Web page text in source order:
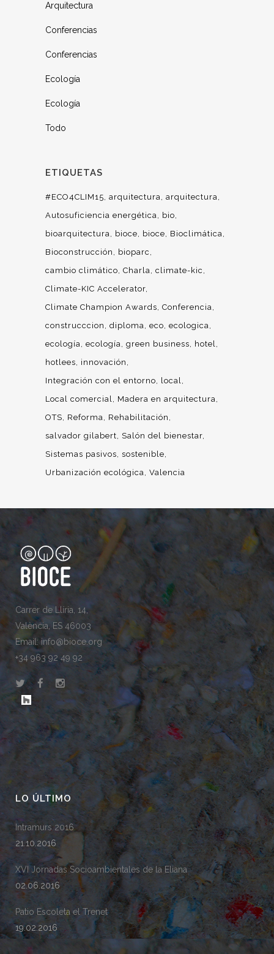
Arquitectura
Conferencias
Conferencias
Ecología
Ecología
Todo
ETIQUETAS
#ECO4CLIM15 arquitectura arquitectura
Autosuficiencia energética
bio
bioarquitectura
bioce bioce
Bioclimática
Bioconstrucción
bioparc
cambio climático Charla climate-kic
Climate-KIC Accelerator
Climate Champion Awards Conferencia
construcccion
diploma eco ecologica
ecología ecología green business
hotel
hotlees
innovación
Integración con el entorno
local
Local comercial
Madera en arquitectura
OTS
Reforma
Rehabilitación
salvador gilabert
Salón del bienestar
Sistemas pasivos sostenible
Urbanización ecológica Valencia
Carrer de Llíria, 14,
València, ES 46003
Email: info@bioce.org
+34 963 92 49 92
LO ÚLTIMO
Intramurs 2016
21.10.2016
XVI Jornadas Socioambientales de la Eliana
02.06.2016
Patio Escoleta el Trenet
19.02.2016